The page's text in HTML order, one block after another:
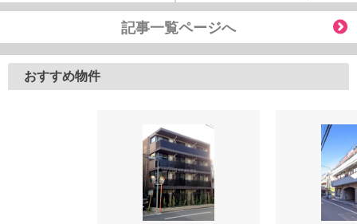
記事一覧ページへ
おすすめ物件